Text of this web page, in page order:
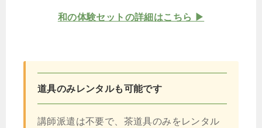
和の体験セットの詳細はこちら ▶
道具のみレンタルも可能です
講師派遣は不要で、茶道具のみをレンタル